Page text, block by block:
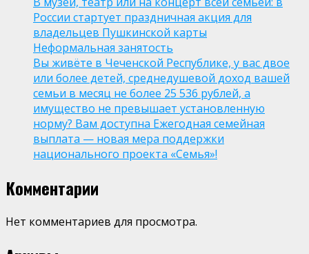
России стартует праздничная акция для
владельцев Пушкинской карты
Неформальная занятость
Вы живёте в Чеченской Республике, у вас двое
или более детей, среднедушевой доход вашей
семьи в месяц не более 25 536 рублей, а
имущество не превышает установленную
норму? Вам доступна Ежегодная семейная
выплата — новая мера поддержки
национального проекта «Семья»!
Комментарии
Нет комментариев для просмотра.